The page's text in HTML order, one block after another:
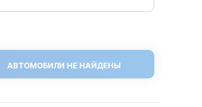
АВТОМОБИЛИ НЕ НАЙДЕНЫ